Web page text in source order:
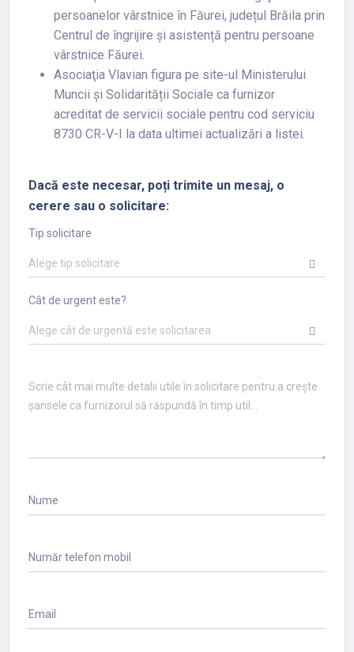
persoanelor vârstnice în Făurei, județul Brăila prin
Centrul de îngrijire și asistență pentru persoane
vârstnice Făurei.
Asociaţia Vlavian figura pe site-ul Ministerului
Muncii și Solidarității Sociale ca furnizor
acreditat de servicii sociale pentru cod serviciu
8730 CR-V-I la data ultimei actualizări a listei.
Dacă este necesar, poți trimite un mesaj, o
cerere sau o solicitare:
Tip solicitare
Alege tip solicitare
Cât de urgent este?
Alege cât de urgentă este solicitarea
Nume
Număr telefon mobil
Email